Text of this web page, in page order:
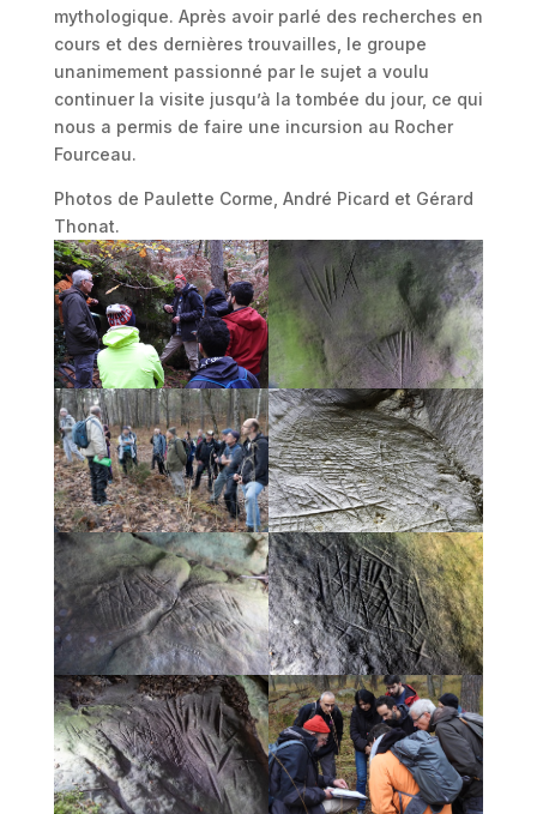
mythologique. Après avoir parlé des recherches en
cours et des dernières trouvailles, le groupe
unanimement passionné par le sujet a voulu
continuer la visite jusqu’à la tombée du jour, ce qui
nous a permis de faire une incursion au Rocher
Fourceau.
Photos de Paulette Corme, André Picard et Gérard
Thonat.